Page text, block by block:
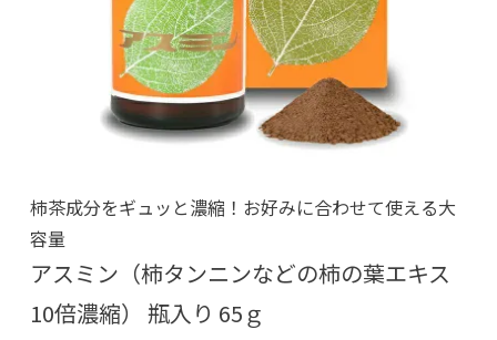
柿茶成分をギュッと濃縮！お好みに合わせて使える大
容量
アスミン（柿タンニンなどの柿の葉エキス
10倍濃縮） 瓶入り 65ｇ